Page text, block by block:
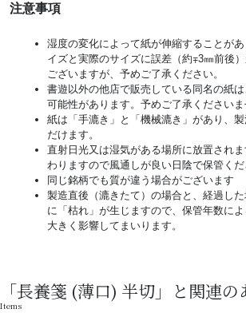
注意事項
湿度の変化によって紙が伸縮することが
イズと実際のサイズに誤差（約∓3㎜前後
ございますが、予めご了承ください。
書遊以外の他店で販売している同名の紙
可能性があります。予めご了承くださいま
紙は「手漉き」と「機械漉き」があり、
だけます。
直射日光又は湿気がある場所に放置され
わりますので風通しが良い日陰で保管くだ
同じ銘柄でも質が違う場合がございます
製造直後（漉きたて）の場合と、経過し
に「枯れ」が生じますので、保管年数に
大きく影響してまいります。
「長養箋 (薄口) 半切」と関連
Items